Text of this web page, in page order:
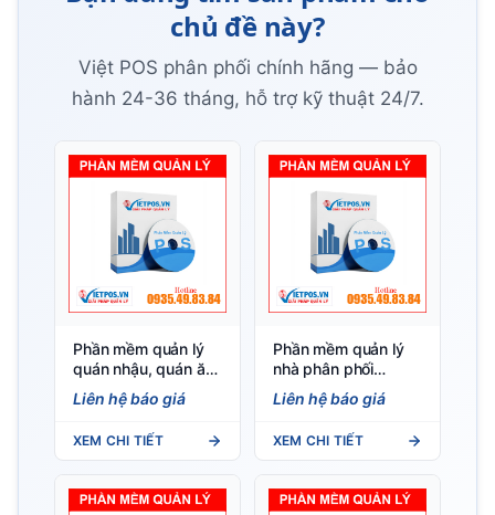
chủ đề này?
Việt POS phân phối chính hãng — bảo
hành 24-36 tháng, hỗ trợ kỹ thuật 24/7.
Phần mềm quản lý
quán nhậu, quán ăn
— Việt POS
Liên hệ báo giá
XEM CHI TIẾT
Phần mềm quản lý
nhà phân phối
VietPOS — Đơn sỉ,
công nợ, tuyến bán
Liên hệ báo giá
XEM CHI TIẾT